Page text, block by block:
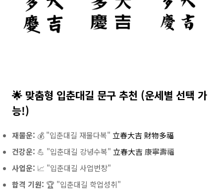
🌟 맞춤형 입춘대길 문구 추천 (운세별 선택 가
능!)
재물운: 💰 "입춘대길 재물다복" 立春大吉 財物多福
건강운: 💪 "입춘대길 강녕수복" 立春大吉 康寧壽福
사업운: 📈 "입춘대길 사업번창"
합격 기원: 🏆 "입춘대길 학업성취"